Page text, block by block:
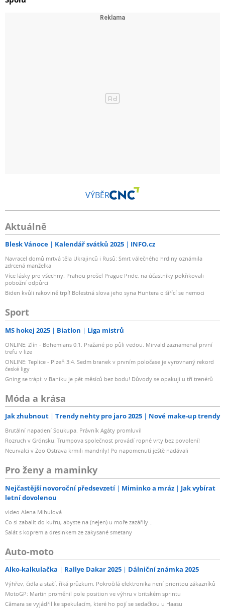
VÝBĚR
Aktuálně
Blesk Vánoce Kalendář svátků 2025 INFO.cz
Navracel domů mrtvá těla Ukrajinců i Rusů: Smrt válečného hrdiny oznámila
zdrcená manželka
Více lásky pro všechny. Prahou prošel Prague Pride, na účastníky pokřikovali
pobožní odpůrci
Biden kvůli rakovině trpí! Bolestná slova jeho syna Huntera o šířící se nemoci
Sport
MS hokej 2025 Biatlon Liga mistrů
ONLINE: Zlín - Bohemians 0:1. Pražané po půli vedou. Mirvald zaznamenal první
trefu v lize
ONLINE: Teplice - Plzeň 3:4. Sedm branek v prvním poločase je vyrovnaný rekord
české ligy
Gning se trápí: v Baníku je pět měsíců bez bodu! Důvody se opakují u tří trenérů
Móda a krása
Jak zhubnout Trendy nehty pro jaro 2025 Nové make-up trendy
Brutální napadení Soukupa. Právník Agáty promluvil
Rozruch v Grónsku: Trumpova společnost provádí ropné vrty bez povolení!
Neurvalci v Zoo Ostrava krmili mandrily! Po napomenutí ještě nadávali
Pro ženy a maminky
Nejčastější novoroční předsevzetí Miminko a mráz
Jak vybírat
letní dovolenou
video Alena Mihulová
Co si zabalit do kufru, abyste na (nejen) u moře zazářily...
Salát s koprem a dresinkem ze zakysané smetany
Auto-moto
Alko-kalkulačka Rallye Dakar 2025 Dálniční známka 2025
Výhřev, čidla a stačí, říká průzkum. Pokročilá elektronika není prioritou zákazníků
MotoGP: Martin proměnil pole position ve výhru v britském sprintu
Câmara se vyjádřil ke spekulacím, které ho pojí se sedačkou u Haasu